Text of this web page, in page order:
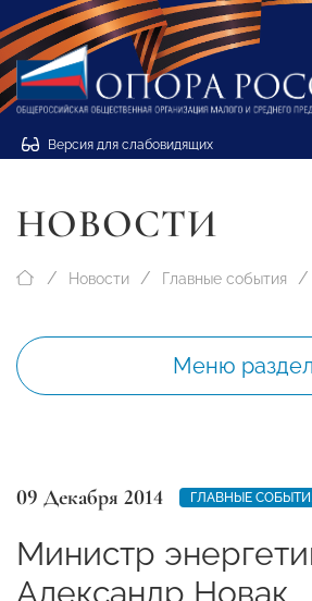
Версия для слабовидящих
НОВОСТИ
Новости Главные события
Меню
09 Декабря 2014 ГЛАВНЫЕ
Министр
Александр Новак